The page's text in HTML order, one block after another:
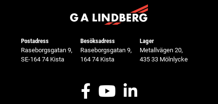
Postadress
Raseborgsgatan 9,
SE-164 74 Kista
Besöksadress
Raseborgsgatan 9,
164 74 Kista
Lager
Metallvägen 20,
435 33 Mölnlycke
FacebookYoutubeLinkedIn